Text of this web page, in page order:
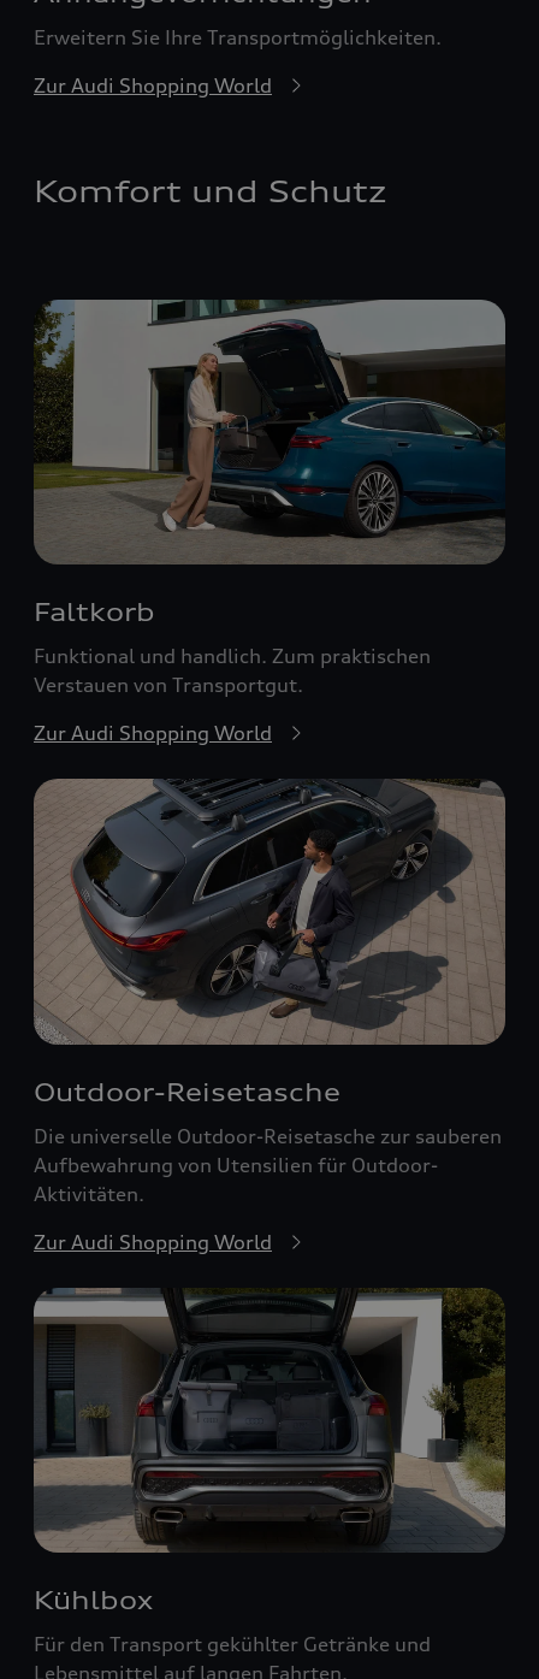
Erweitern Sie Ihre Transportmöglichkeiten.
Zur Audi Shopping World
Komfort und Schutz
Faltkorb
Funktional und handlich. Zum praktischen
Verstauen von Transportgut.
Zur Audi Shopping World
Outdoor-Reisetasche
Die universelle Outdoor-Reisetasche zur sauberen
Aufbewahrung von Utensilien für Outdoor-
Aktivitäten.
Zur Audi Shopping World
Kühlbox
Für den Transport gekühlter Getränke und
Lebensmittel auf langen Fahrten.